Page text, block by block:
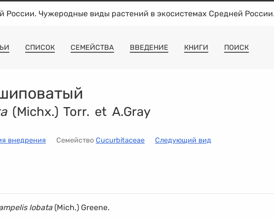
России. Чужеродные виды растений в экосистемах Средней
СПИСОК СЕМЕЙСТВА ВВЕДЕНИЕ КНИГИ ПОИСК
(Michx.) Torr. et A.Gray
внедрения Семейство Cucurbitaceae Следующий вид
lobata(Mich.) Greene.